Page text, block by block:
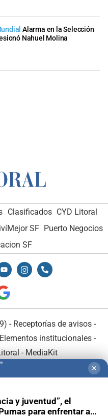
Alarma en la Selección
Nahuel Molina
Clasificados CYD Litoral
SF Puerto Negocios
SF
- Receptorías de avisos -
Elementos institucionales-
- MediaKit
✕
y juventud”, el
para enfrentar a